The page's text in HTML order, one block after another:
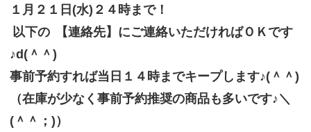
１月２１日(水)２４時まで！
以下の
【連絡先】にご連絡いただければＯＫです
♪d(＾＾)
事前予約すれば当日１４時までキープします♪(＾＾)
（在庫が少なく事前予約推奨の商品も多いです♪＼
(＾＾；)）